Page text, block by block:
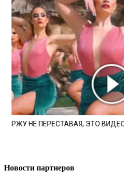
РЖУ НЕ ПЕРЕСТАВАЯ, ЭТО
Новости партнеров